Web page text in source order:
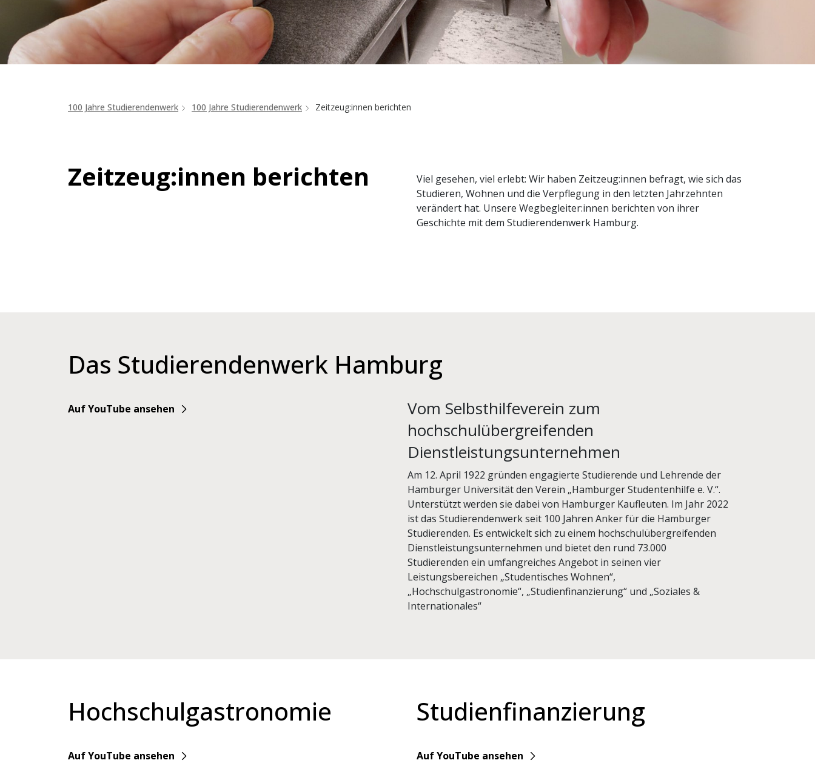
100 Jahre Studierendenwerk 100 Jahre Studierendenwerk Zeitzeug:innen berichten
Zeitzeug:innen berichten
Viel gesehen, viel erlebt: Wir haben Zeitzeug:innen befragt, wie sich das
Studieren, Wohnen und die Verpflegung in den letzten Jahrzehnten
verändert hat. Unsere Wegbegleiter:innen berichten von ihrer
Geschichte mit dem Studierendenwerk Hamburg.
Das Studierendenwerk Hamburg
YouTube
Auf YouTube ansehen
Vom Selbsthilfeverein zum
hochschulübergreifenden
Dienstleistungsunternehmen
Am 12. April 1922 gründen engagierte Studierende und Lehrende der
Hamburger Universität den Verein „Hamburger Studentenhilfe e. V.“.
Unterstützt werden sie dabei von Hamburger Kaufleuten. Im Jahr 2022
ist das Studierendenwerk seit 100 Jahren Anker für die Hamburger
Studierenden. Es entwickelt sich zu einem hochschulübergreifenden
Dienstleistungsunternehmen und bietet den rund 73.000
Studierenden ein umfangreiches Angebot in seinen vier
Leistungsbereichen „Studentisches Wohnen“,
„Hochschulgastronomie“, „Studienfinanzierung“ und „Soziales &
Internationales“
Hochschulgastronomie
YouTube
Auf YouTube ansehen
Studienfinanzierung
YouTube
Auf YouTube ansehen